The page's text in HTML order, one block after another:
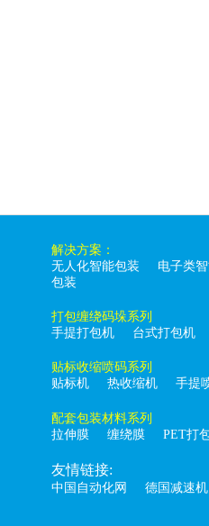
解决方案：
无人化智能包装
电子类
包装
打包缠绕码垛系列
手提打包机
台式打包机
贴标收缩喷码系列
贴标机
热收缩机 手提
配套包装材料系列
拉伸膜
缠绕膜 PET打
友情链接:
中国自动化网 德国减速机